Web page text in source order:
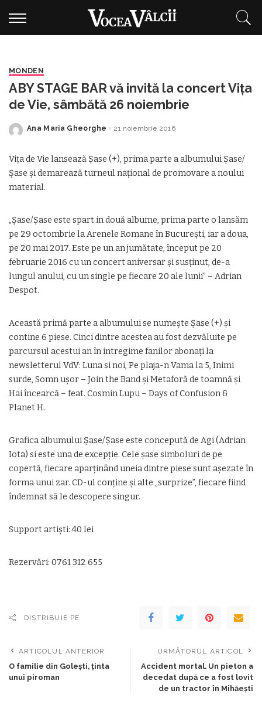
MONDEN
ABY STAGE BAR vă invită la concert Viţa
de Vie, sâmbătă 26 noiembrie
Posted
Ana Maria Gheorghe 21 noiembrie 2016
Vița de Vie lansează Șase (+), prima parte a albumului Șase/
Șase și demarează turneul național de promovare a noului
material.
„Șase/Șase este spart in două albume, prima parte o lansăm
pe 29 octombrie la Arenele Romane în București, iar a doua,
pe 20 mai 2017. Este pe un an jumătate, început pe 20
februarie 2016 cu un concert aniversar și susținut, de-a
lungul anului, cu un single pe fiecare 20 ale lunii” – Adrian
Despot.
Această primă parte a albumului se numește Șase (+) și
contine 6 piese. Cinci dintre acestea au fost dezvăluite pe
parcursul acestui an în intregime fanilor abonați la
newsletterul VdV: Luna si noi, Pe plaja-n Vama la 5, Inimi
surde, Somn ușor – Join the Band și Metaforă de toamnă și
Hai încearcă – feat. Cosmin Lupu – Days of Confusion &
Planet H.
Grafica albumului Șase/Șase este concepută de Agi (Adrian
Iota) si este una de excepție. Cele șase simboluri de pe
copertă, fiecare aparținând uneia dintre piese sunt așezate în
forma unui zar. CD-ul conține și alte „surprize”, fiecare fiind
îndemnat să le descopere singur.
Support artiști: 40 lei
Rezervări: 0761 312 655
DISTRIBUIE PE
ARTICOLUL ANTERIOR
O familie din Goleşti, ţinta
unui piroman
URMĂTORUL ARTICOL
Accident mortal. Un pieton a
decedat după ce a fost lovit
de un tractor în Mihăeşti